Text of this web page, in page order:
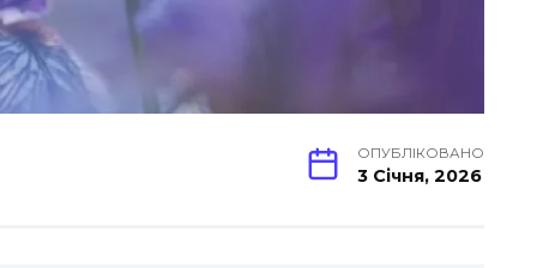
ОПУБЛІКОВАНО
3 Січня, 2026